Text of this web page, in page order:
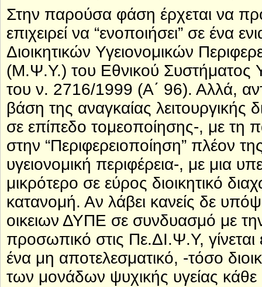
Στην παρούσα φάση έρχεται να
επιχειρεί να “ενοποιήσει” σε ένα
Διοικητικών Υγειονομικών
(Μ.Ψ.Υ.) του Εθνικού Συστήματος
του ν. 2716/1999 (Α΄ 96). Αλλά,
βάση της αναγκαίας
σε επίπεδο τομεοποίησης-, με τη
στην “Περιφερειοποίηση” πλέον
υγειονομική περιφέρεια-, με μια
μικρότερο σε εύρος διοικητικό
κατανομή. Αν λάβει κανείς δε
οικειων ΔΥΠΕ σε συνδυασμό με
προσωπικό στις Πε.ΔΙ.Ψ.Υ,
ένα μη αποτελεσματικό, -τόσο
των μονάδων ψυχικής υγείας κάθε